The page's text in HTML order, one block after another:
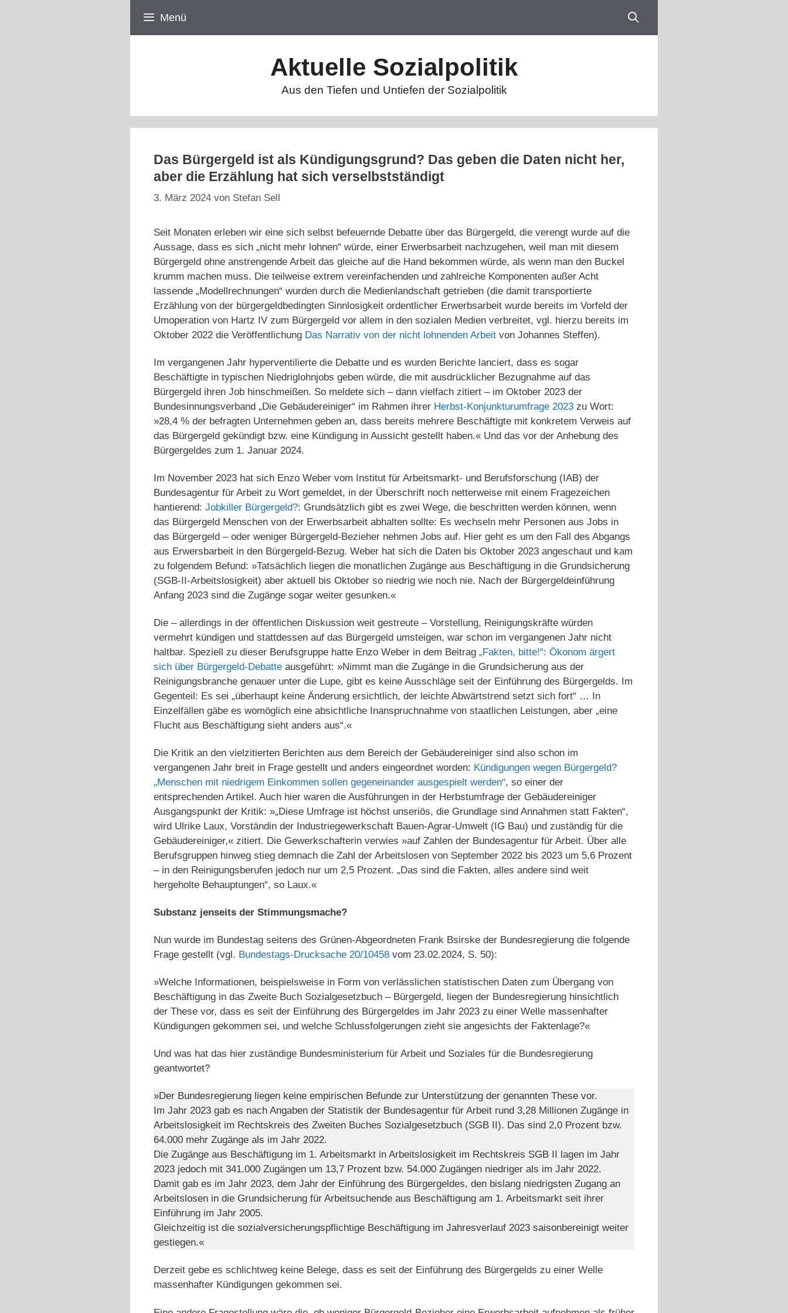
Menü
Aktuelle Sozialpolitik
Aus den Tiefen und Untiefen der Sozialpolitik
Das Bürgergeld ist als Kündigungsgrund? Das geben die Daten nicht her,
aber die Erzählung hat sich verselbstständigt
3. März 2024 von Stefan Sell
Seit Monaten erleben wir eine sich selbst befeuernde Debatte über das Bürgergeld, die verengt wurde auf die
Aussage, dass es sich „nicht mehr lohnen“ würde, einer Erwerbsarbeit nachzugehen, weil man mit diesem
Bürgergeld ohne anstrengende Arbeit das gleiche auf die Hand bekommen würde, als wenn man den Buckel
krumm machen muss. Die teilweise extrem vereinfachenden und zahlreiche Komponenten außer Acht
lassende „Modellrechnungen“ wurden durch die Medienlandschaft getrieben (die damit transportierte
Erzählung von der bürgergeldbedingten Sinnlosigkeit ordentlicher Erwerbsarbeit wurde bereits im Vorfeld der
Umoperation von Hartz IV zum Bürgergeld vor allem in den sozialen Medien verbreitet, vgl. hierzu bereits im
Oktober 2022 die Veröffentlichung Das Narrativ von der nicht lohnenden Arbeit von Johannes Steffen).
Im vergangenen Jahr hyperventilierte die Debatte und es wurden Berichte lanciert, dass es sogar
Beschäftigte in typischen Niedriglohnjobs geben würde, die mit ausdrücklicher Bezugnahme auf das
Bürgergeld ihren Job hinschmeißen. So meldete sich – dann vielfach zitiert – im Oktober 2023 der
Bundesinnungsverband „Die Gebäudereiniger“ im Rahmen ihrer Herbst-Konjunkturumfrage 2023 zu Wort:
»28,4 % der befragten Unternehmen geben an, dass bereits mehrere Beschäftigte mit konkretem Verweis auf
das Bürgergeld gekündigt bzw. eine Kündigung in Aussicht gestellt haben.« Und das vor der Anhebung des
Bürgergeldes zum 1. Januar 2024.
Im November 2023 hat sich Enzo Weber vom Institut für Arbeitsmarkt- und Berufsforschung (IAB) der
Bundesagentur für Arbeit zu Wort gemeldet, in der Überschrift noch netterweise mit einem Fragezeichen
hantierend: Jobkiller Bürgergeld?: Grundsätzlich gibt es zwei Wege, die beschritten werden können, wenn
das Bürgergeld Menschen von der Erwerbsarbeit abhalten sollte: Es wechseln mehr Personen aus Jobs in
das Bürgergeld – oder weniger Bürgergeld-Bezieher nehmen Jobs auf. Hier geht es um den Fall des Abgangs
aus Erwersbarbeit in den Bürgergeld-Bezug. Weber hat sich die Daten bis Oktober 2023 angeschaut und kam
zu folgendem Befund: »Tatsächlich liegen die monatlichen Zugänge aus Beschäftigung in die Grundsicherung
(SGB-II-Arbeitslosigkeit) aber aktuell bis Oktober so niedrig wie noch nie. Nach der Bürgergeldeinführung
Anfang 2023 sind die Zugänge sogar weiter gesunken.«
Die – allerdings in der öffentlichen Diskussion weit gestreute – Vorstellung, Reinigungskräfte würden
vermehrt kündigen und stattdessen auf das Bürgergeld umsteigen, war schon im vergangenen Jahr nicht
haltbar. Speziell zu dieser Berufsgruppe hatte Enzo Weber in dem Beitrag „Fakten, bitte!“: Ökonom ärgert
sich über Bürgergeld-Debatte ausgeführt: »Nimmt man die Zugänge in die Grundsicherung aus der
Reinigungsbranche genauer unter die Lupe, gibt es keine Ausschläge seit der Einführung des Bürgergelds. Im
Gegenteil: Es sei „überhaupt keine Änderung ersichtlich, der leichte Abwärtstrend setzt sich fort“ … In
Einzelfällen gäbe es womöglich eine absichtliche Inanspruchnahme von staatlichen Leistungen, aber „eine
Flucht aus Beschäftigung sieht anders aus“.«
Die Kritik an den vielzitierten Berichten aus dem Bereich der Gebäudereiniger sind also schon im
vergangenen Jahr breit in Frage gestellt und anders eingeordnet worden: Kündigungen wegen Bürgergeld?
„Menschen mit niedrigem Einkommen sollen gegeneinander ausgespielt werden“, so einer der
entsprechenden Artikel. Auch hier waren die Ausführungen in der Herbstumfrage der Gebäudereiniger
Ausgangspunkt der Kritik: »„Diese Umfrage ist höchst unseriös, die Grundlage sind Annahmen statt Fakten“,
wird Ulrike Laux, Vorständin der Industriegewerkschaft Bauen-Agrar-Umwelt (IG Bau) und zuständig für die
Gebäudereiniger,« zitiert. Die Gewerkschafterin verwies »auf Zahlen der Bundesagentur für Arbeit. Über alle
Berufsgruppen hinweg stieg demnach die Zahl der Arbeitslosen von September 2022 bis 2023 um 5,6 Prozent
– in den Reinigungsberufen jedoch nur um 2,5 Prozent. „Das sind die Fakten, alles andere sind weit
hergeholte Behauptungen“, so Laux.«
Substanz jenseits der Stimmungsmache?
Nun wurde im Bundestag seitens des Grünen-Abgeordneten Frank Bsirske der Bundesregierung die folgende
Frage gestellt (vgl. Bundestags-Drucksache 20/10458 vom 23.02.2024, S. 50):
»Welche Informationen, beispielsweise in Form von verlässlichen statistischen Daten zum Übergang von
Beschäftigung in das Zweite Buch Sozialgesetzbuch – Bürgergeld, liegen der Bundesregierung hinsichtlich
der These vor, dass es seit der Einführung des Bürgergeldes im Jahr 2023 zu einer Welle massenhafter
Kündigungen gekommen sei, und welche Schlussfolgerungen zieht sie angesichts der Faktenlage?«
Und was hat das hier zuständige Bundesministerium für Arbeit und Soziales für die Bundesregierung
geantwortet?
»Der Bundesregierung liegen keine empirischen Befunde zur Unterstützung der genannten These vor.
Im Jahr 2023 gab es nach Angaben der Statistik der Bundesagentur für Arbeit rund 3,28 Millionen Zugänge in
Arbeitslosigkeit im Rechtskreis des Zweiten Buches Sozialgesetzbuch (SGB II). Das sind 2,0 Prozent bzw.
64.000 mehr Zugänge als im Jahr 2022.
Die Zugänge aus Beschäftigung im 1. Arbeitsmarkt in Arbeitslosigkeit im Rechtskreis SGB II lagen im Jahr
2023 jedoch mit 341.000 Zugängen um 13,7 Prozent bzw. 54.000 Zugängen niedriger als im Jahr 2022.
Damit gab es im Jahr 2023, dem Jahr der Einführung des Bürgergeldes, den bislang niedrigsten Zugang an
Arbeitslosen in die Grundsicherung für Arbeitsuchende aus Beschäftigung am 1. Arbeitsmarkt seit ihrer
Einführung im Jahr 2005.
Gleichzeitig ist die sozialversicherungspflichtige Beschäftigung im Jahresverlauf 2023 saisonbereinigt weiter
gestiegen.«
Derzeit gebe es schlichtweg keine Belege, dass es seit der Einführung des Bürgergelds zu einer Welle
massenhafter Kündigungen gekommen sei.